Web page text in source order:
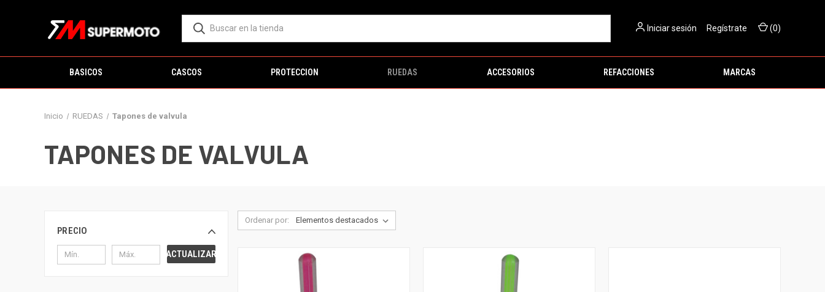
Iniciar sesión Regístrate (0)
BASICOS CASCOS PROTECCION RUEDAS ACCESORIOS REFACCIONES MARCAS
Inicio RUEDAS Tapones de valvula
TAPONES DE VALVULA
PRECIO
ACTUALIZAR
Ordenar por: